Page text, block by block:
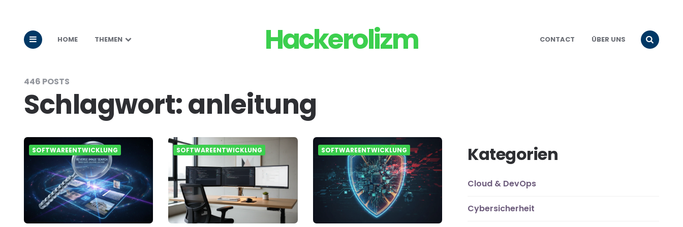
HOME THEMEN Hackerolizm CONTACT ÜBER UNS
446 POSTS
Schlagwort:anleitung
SOFTWAREENTWICKLUNG SOFTWAREENTWICKLUNG SOFTWAREENTWICKLUNG Kategorien
Cloud & DevOps
Cybersicherheit